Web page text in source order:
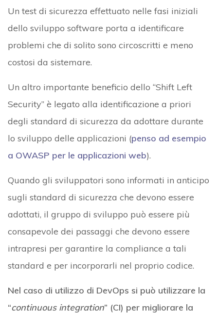
Un test di sicurezza effettuato nelle fasi iniziali
dello sviluppo software porta a identificare
problemi che di solito sono circoscritti e meno
costosi da sistemare.
Un altro importante beneficio dello “Shift Left
Security” è legato alla identificazione a priori
degli standard di sicurezza da adottare durante
lo sviluppo delle applicazioni (penso ad esempio
a OWASP per le applicazioni web).
Quando gli sviluppatori sono informati in anticipo
sugli standard di sicurezza che devono essere
adottati, il gruppo di sviluppo può essere più
consapevole dei passaggi che devono essere
intrapresi per garantire la compliance a tali
standard e per incorporarli nel proprio codice.
Nel caso di utilizzo di DevOps si può utilizzare la
“continuous integration” (CI) per migliorare la